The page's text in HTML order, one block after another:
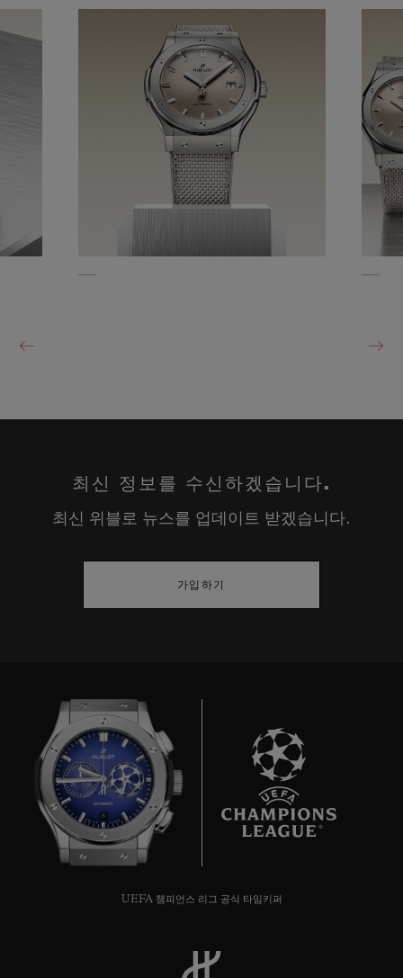
최신 정보를 수신하겠습니다.
최신 위블로 뉴스를 업데이트 받겠습니다.
가입하기
8
UEFA 챔피언스 리그 공식 타임키퍼